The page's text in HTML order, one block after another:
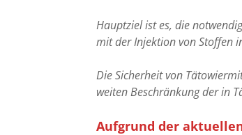
Hauptziel ist es, die
mit der Injektion von Stoffen
Die Sicherheit von
weiten Beschränkung der in
Aufgrund der